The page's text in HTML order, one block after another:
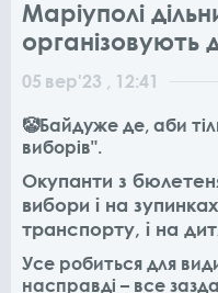
Маріуполі
організовують
05 вер'23 , 12:41
🤡Байдуже де, аби
виборів".
Окупанти з
вибори і на
транспорту, і на
Усе робиться для
насправді – все